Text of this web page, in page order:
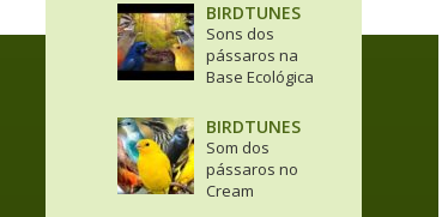
BIRDTUNES
Sons dos
pássaros na
Base Ecológica
BIRDTUNES
Som dos
pássaros no
Cream